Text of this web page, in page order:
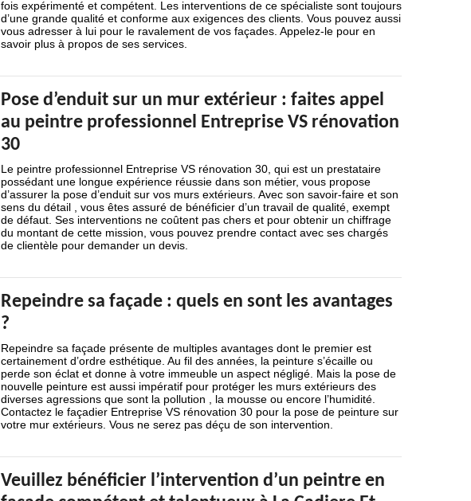
fois expérimenté et compétent. Les interventions de ce spécialiste sont toujours
d’une grande qualité et conforme aux exigences des clients. Vous pouvez aussi
vous adresser à lui pour le ravalement de vos façades. Appelez-le pour en
savoir plus à propos de ses services.
Pose d’enduit sur un mur extérieur : faites appel
au peintre professionnel Entreprise VS rénovation
30
Le peintre professionnel Entreprise VS rénovation 30, qui est un prestataire
possédant une longue expérience réussie dans son métier, vous propose
d’assurer la pose d’enduit sur vos murs extérieurs. Avec son savoir-faire et son
sens du détail , vous êtes assuré de bénéficier d’un travail de qualité, exempt
de défaut. Ses interventions ne coûtent pas chers et pour obtenir un chiffrage
du montant de cette mission, vous pouvez prendre contact avec ses chargés
de clientèle pour demander un devis.
Repeindre sa façade : quels en sont les avantages
?
Repeindre sa façade présente de multiples avantages dont le premier est
certainement d’ordre esthétique. Au fil des années, la peinture s’écaille ou
perde son éclat et donne à votre immeuble un aspect négligé. Mais la pose de
nouvelle peinture est aussi impératif pour protéger les murs extérieurs des
diverses agressions que sont la pollution , la mousse ou encore l’humidité.
Contactez le façadier Entreprise VS rénovation 30 pour la pose de peinture sur
votre mur extérieurs. Vous ne serez pas déçu de son intervention.
Veuillez bénéficier l’intervention d’un peintre en